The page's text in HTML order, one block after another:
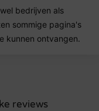
bedrijven als
sommige pagina's
kunnen ontvangen.
reviews